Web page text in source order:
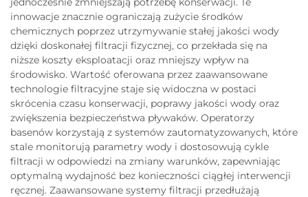
innowacje znacznie ograniczają zużycie środków
chemicznych poprzez utrzymywanie stałej jakości wody
dzięki doskonałej filtracji fizycznej, co przekłada się na
niższe koszty eksploatacji oraz mniejszy wpływ na
środowisko. Wartość oferowana przez zaawansowane
technologie filtracyjne staje się widoczna w postaci
skrócenia czasu konserwacji, poprawy jakości wody oraz
zwiększenia bezpieczeństwa pływaków. Operatorzy
basenów korzystają z systemów zautomatyzowanych, które
stale monitorują parametry wody i dostosowują cykle
filtracji w odpowiedzi na zmiany warunków, zapewniając
optymalną wydajność bez konieczności ciągłej interwencji
ręcznej. Zaawansowane systemy filtracji przedłużają